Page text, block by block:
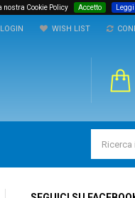
Cookie Policy Accetto
LOGIN WISH LIST